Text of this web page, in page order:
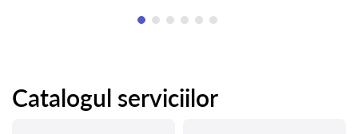
Catalogul serviciilor